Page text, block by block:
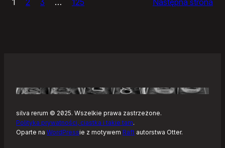
–
Linuksa
silva rerum © 2025. Wszelkie prawa zastrzeżone.
Polityka prywatności, ciastka i takie tam.
Oparte na WordPressie z motywem Raft autorstwa Otter.